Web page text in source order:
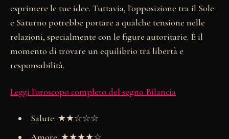
esprimere le tue idee. Tuttavia, l'opposizione tra il Sole
e Saturno potrebbe portare a qualche tensione nelle
relazioni, specialmente con le figure autoritarie. È il
momento di trovare un equilibrio tra libertà e
responsabilità.
Leggi l'oroscopo completo del segno Bilancia
Salute: ★★☆☆☆